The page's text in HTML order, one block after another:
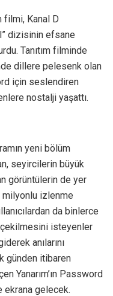
filmi, Kanal D
dizisinin efsane
Tanıtım filminde
dillere pelesenk olan
için seslendiren
nostalji yaşattı.
yeni bölüm
seyircilerin büyük
görüntülerin de yer
milyonlu izlenme
da binlerce
çekilmesini isteyenler
anılarını
günden itibaren
Yanarım’ın Password
ekrana gelecek.